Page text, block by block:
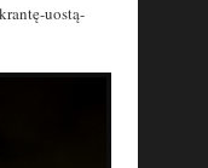
uostą-